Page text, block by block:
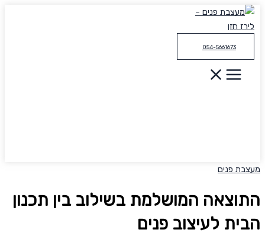
דילוג
לתוכן
054-5661673
מעצבת פנים
התוצאה המושלמת בשילוב בין תכנון
הבית לעיצוב פנים